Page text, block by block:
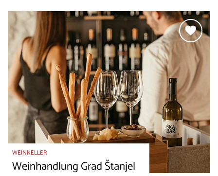
WEINKELLER
Weinhandlung Grad Štanjel